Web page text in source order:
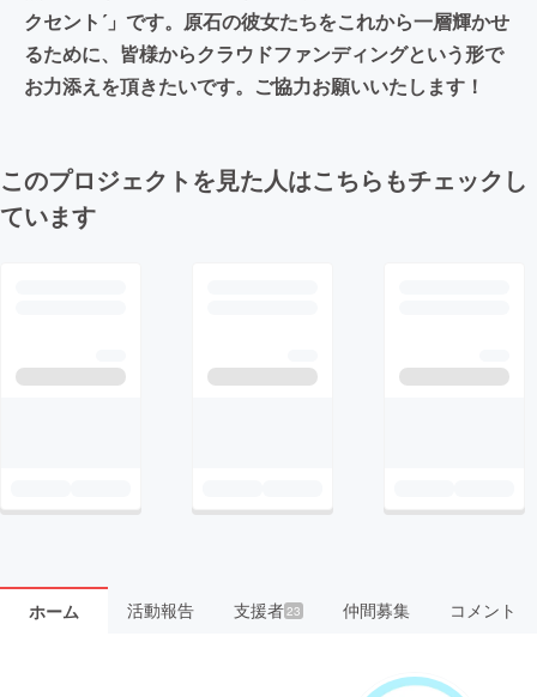
クセント´」です。原石の彼女たちをこれから一層輝かせ
るために、皆様からクラウドファンディングという形で
お力添えを頂きたいです。ご協力お願いいたします！
このプロジェクトを見た人はこちらもチェックし
ています
ホーム 活動報告 支援者 23 仲間募集 コメント